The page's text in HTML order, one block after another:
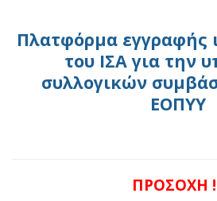
Πλατφόρμα εγγραφής
του ΙΣΑ για την
συλλογικών
ΕΟΠΥΥ
ΠΡΟΣΟΧΗ